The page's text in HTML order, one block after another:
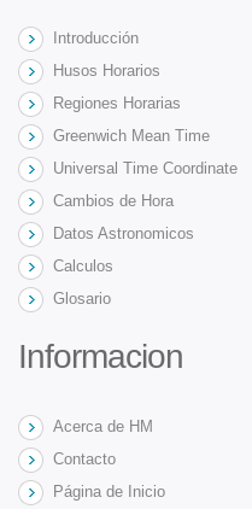
Introducción
Husos Horarios
Regiones Horarias
Greenwich Mean Time
Universal Time Coordinate
Cambios de Hora
Datos Astronomicos
Calculos
Glosario
Informacion
Acerca de HM
Contacto
Página de Inicio